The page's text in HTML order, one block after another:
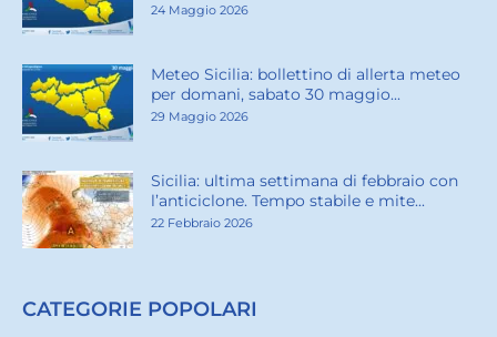
24 Maggio 2026
Meteo Sicilia: bollettino di allerta meteo
per domani, sabato 30 maggio...
29 Maggio 2026
Sicilia: ultima settimana di febbraio con
l’anticiclone. Tempo stabile e mite...
22 Febbraio 2026
CATEGORIE POPOLARI